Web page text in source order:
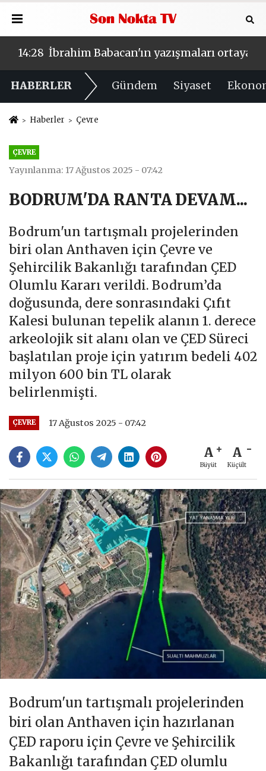
çıktı: Devleti nasıl dolandırmışlar?
14:26 Como'daki 165 milyonluk düğünün
HABERLER Gündem Siyaset
Haberler Çevre
ÇEVRE
Yayınlanma: 17 Ağustos 2025 - 07:42
BODRUM'DA RANTA DEVAM...
Bodrum'un tartışmalı projelerinden
biri olan Anthaven için Çevre ve
Şehircilik Bakanlığı tarafından ÇED
Olumlu Kararı verildi. Bodrum’da
doğusunda, dere sonrasındaki Çıfıt
Kalesi bulunan tepelik alanın 1. derece
arkeolojik sit alanı olan ve ÇED Süreci
başlatılan proje için yatırım bedeli 402
milyon 600 bin TL olarak
belirlenmişti.
ÇEVRE 17 Ağustos 2025 - 07:42
A
Büyüt
A
Küçült
Bodrum'un tartışmalı projelerinden
biri olan Anthaven için hazırlanan
ÇED raporu için Çevre ve Şehircilik
Bakanlığı tarafından ÇED olumlu